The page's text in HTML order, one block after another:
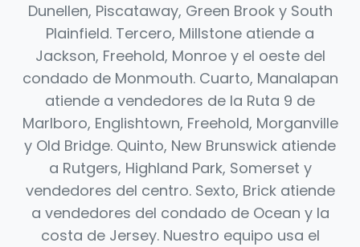
Dunellen, Piscataway, Green Brook y South
Plainfield. Tercero, Millstone atiende a
Jackson, Freehold, Monroe y el oeste del
condado de Monmouth. Cuarto, Manalapan
atiende a vendedores de la Ruta 9 de
Marlboro, Englishtown, Freehold, Morganville
y Old Bridge. Quinto, New Brunswick atiende
a Rutgers, Highland Park, Somerset y
vendedores del centro. Sexto, Brick atiende
a vendedores del condado de Ocean y la
costa de Jersey. Nuestro equipo usa el